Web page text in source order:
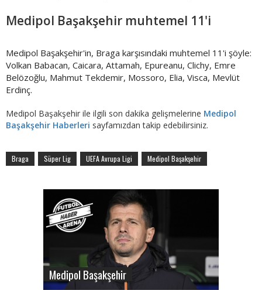
Medipol Başakşehir muhtemel 11'i
Medipol Başakşehir'in, Braga karşısındaki muhtemel 11'i şöyle:
Volkan Babacan, Caicara, Attamah, Epureanu, Clichy, Emre
Belözoğlu, Mahmut Tekdemir, Mossoro, Elia, Visca, Mevlüt
Erdinç.
Medipol Başakşehir ile ilgili son dakika gelişmelerine Medipol
Başakşehir Haberleri sayfamızdan takip edebilirsiniz.
Braga Süper Lig UEFA Avrupa Ligi Medipol Başakşehir
Medipol Başakşehir